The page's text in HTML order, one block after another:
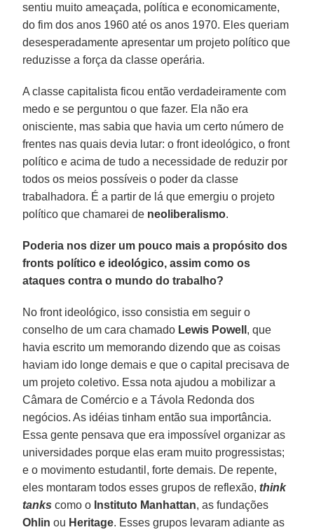
sentiu muito ameaçada, política e economicamente,
do fim dos anos 1960 até os anos 1970. Eles queriam
desesperadamente apresentar um projeto político que
reduzisse a força da classe operária.
A classe capitalista ficou então verdadeiramente com
medo e se perguntou o que fazer. Ela não era
onisciente, mas sabia que havia um certo número de
frentes nas quais devia lutar: o front ideológico, o front
político e acima de tudo a necessidade de reduzir por
todos os meios possíveis o poder da classe
trabalhadora. É a partir de lá que emergiu o projeto
político que chamarei de neoliberalismo.
Poderia nos dizer um pouco mais a propósito dos
fronts político e ideológico, assim como os
ataques contra o mundo do trabalho?
No front ideológico, isso consistia em seguir o
conselho de um cara chamado Lewis Powell , que
havia escrito um memorando dizendo que as coisas
haviam ido longe demais e que o capital precisava de
um projeto coletivo. Essa nota ajudou a mobilizar a
Câmara de Comércio e a Távola Redonda dos
negócios. As idéias tinham então sua importância.
Essa gente pensava que era impossível organizar as
universidades porque elas eram muito progressistas;
e o movimento estudantil, forte demais. De repente,
eles montaram todos esses grupos de reflexão,think
tanks como o Instituto Manhattan, as fundações
Ohlin ou Heritage. Esses grupos levaram adiante as